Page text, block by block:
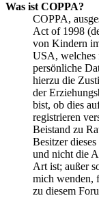
Was ist COPPA?
COPPA,
Act of 1998
von Kindern
USA, welches
persönliche
hierzu die
der
bist, ob dies
registrieren
Beistand zu
Besitzer
und nicht die
Art ist; außer
mich wenden,
zu diesem